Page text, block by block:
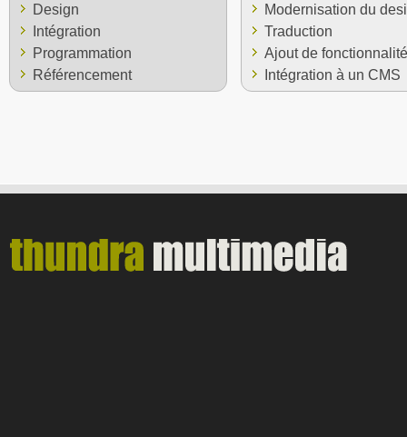
Design
Intégration
Programmation
Référencement
Modernisation du
Traduction
Ajout de
Intégration à un CMS